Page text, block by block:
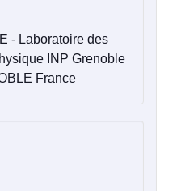
INP Grenoble
France